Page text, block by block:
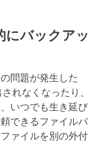
にバックアッ
問題が発生した
れなくなったり、
いつでも生き延び
できるファイルバ
ァイルを別の外付